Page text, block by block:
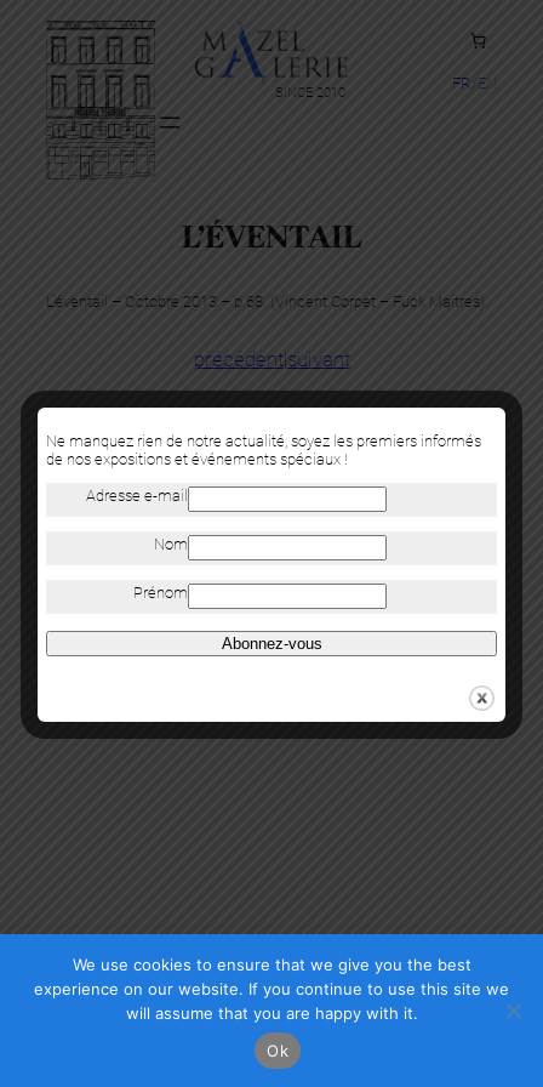
SINCE 2010
FR EN
L’ÉVENTAIL
L’éventail – Octobre 2013 – p.68. (Vincent Corpet – Fuck Maitres)
précédent| suivant
Check our photos on Instagram ! Facebook
We use cookies to ensure that we give you the best
experience on our website. If you continue to use this site we
will assume that you are happy with it.
Ok
Ne manquez rien de notre actualité, soyez les premiers informés
de nos expositions et événements spéciaux !
Adresse e-mail
Nom
Prénom
Abonnez-vous